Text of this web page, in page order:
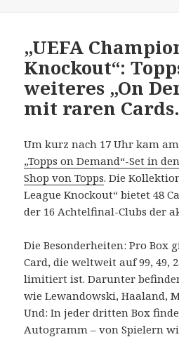
„UEFA
Knockout“:
weiteres „On
mit raren Cards.
Um kurz nach 17 Uhr kam
„Topps on Demand“-Set in
Shop von Topps. Die
League Knockout“ bietet 48
der 16 Achtelfinal-Clubs der
Die Besonderheiten: Pro Box
Card, die weltweit auf 99, 49,
limitiert ist. Darunter
wie Lewandowski, Haaland,
Und: In jeder dritten Box
Autogramm – von Spielern